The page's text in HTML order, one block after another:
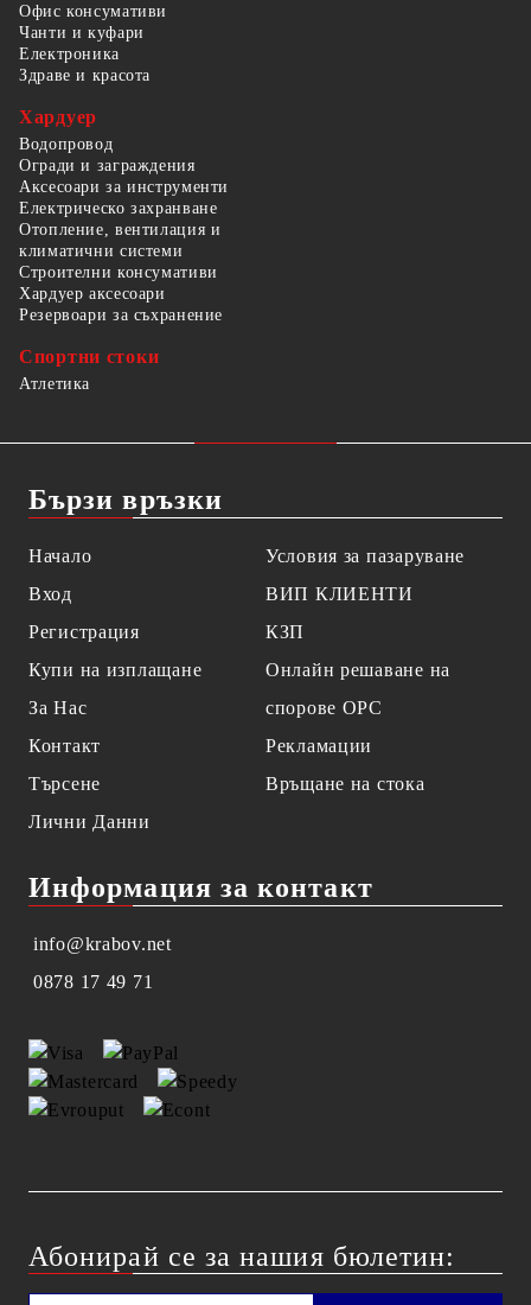
Офис консумативи
Чанти и куфари
Електроника
Здраве и красота
Хардуер
Водопровод
Огради и заграждения
Аксесоари за инструменти
Електрическо захранване
Отопление, вентилация и
климатични системи
Строителни консумативи
Хардуер аксесоари
Резервоари за съхранение
Спортни стоки
Атлетика
Бързи връзки
Начало
Вход
Регистрация
Купи на изплащане
За Нас
Контакт
Търсене
Лични Данни
Условия за пазаруване
ВИП КЛИЕНТИ
КЗП
Онлайн решаване на
спорове OPC
Рекламации
Връщане на стока
Информация за контакт
info@krabov.net
0878 17 49 71
Абонирай се за нашия бюлетин: